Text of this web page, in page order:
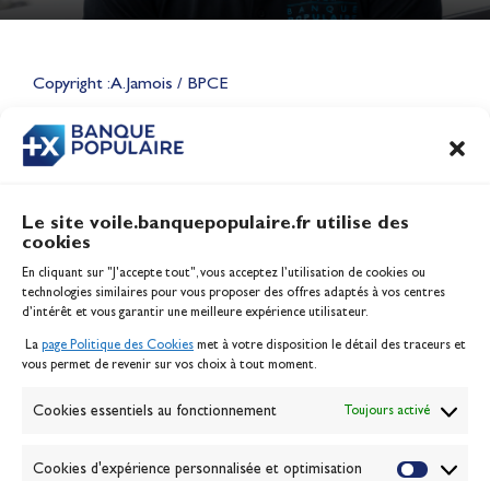
Le site voile.banquepopulaire.fr utilise des
cookies
En cliquant sur "J'accepte tout", vous acceptez l’utilisation de cookies ou
technologies similaires pour vous proposer des offres adaptés à vos centres
d’intérêt et vous garantir une meilleure expérience utilisateur.
La page Politique des Cookies met à votre disposition le détail des traceurs et
vous permet de revenir sur vos choix à tout moment.
Cookies essentiels au fonctionnement Toujours activé
Cookies d'expérience personnalisée et optimisation
Copyright : A.Jamois / BPCE
CONTENU
Lauriane Nolot en or à Long
Jeux Olympiques 2028
Inscription serveur média
Contact
Politique des cookies
Banque de la voile
Passion Voile TV